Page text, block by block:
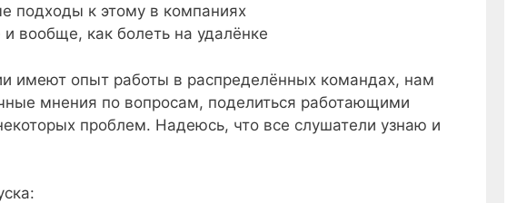
подходы к этому в компаниях
вообще, как болеть на удалёнке
имеют опыт работы в распределённых командах, нам
мнения по вопросам, поделиться работающими
проблем. Надеюсь, что все слушатели узнаю и